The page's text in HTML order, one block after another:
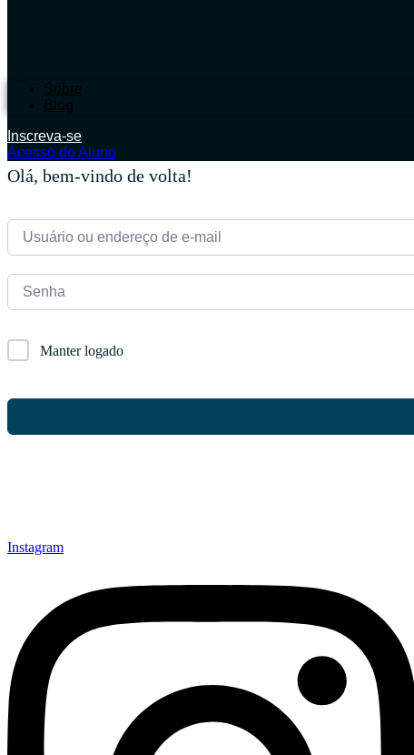
Sobre
Blog
Inscreva-se
Acesso do Aluno
Olá, bem-vindo de volta!
Manter logado
Instagram